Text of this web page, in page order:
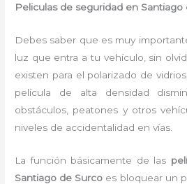
Peliculas de seguridad en Santiago
Debes saber que es muy
luz que entra a tu vehículo, sin
existen para el polarizado de
película de alta densidad
obstáculos, peatones y otros
niveles de accidentalidad en vías.
La función básicamente de las
Santiago de Surco es bloquear un